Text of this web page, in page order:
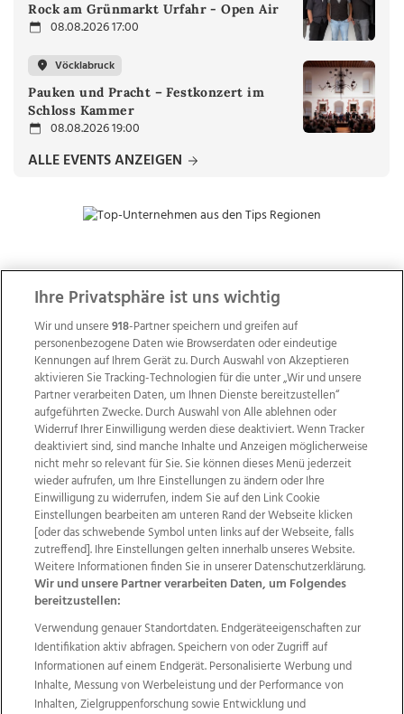
Rock am Grünmarkt Urfahr - Open Air
08.08.2026 17:00
Vöcklabruck
Pauken und Pracht – Festkonzert im
Schloss Kammer
08.08.2026 19:00
ALLE EVENTS ANZEIGEN
ZUR NACHRICHTENÜBERSICHT
Wir über uns Mediadaten Kontakt
Jobs
Datenschutz
Impressum
AGB Anzeigekunden
AGB Website
Ehrenkodex Politische Werbung
Weitere Angebote des Medienhauses Wimmer
TV1 di-mog-i.at OÖNow
Ischler Woche
Life Radio
OÖNachrichten
OÖN Immobilien
OÖN Karriere
OÖN Reise
Promenaden Galerien
Ihre Privatsphäre ist uns wichtig
Wir und unsere918-Partner speichern und greifen auf
personenbezogene Daten wie Browserdaten oder eindeutige
Kennungen auf Ihrem Gerät zu. Durch Auswahl von Akzeptieren
aktivieren Sie Tracking-Technologien für die unter „Wir und unsere
Partner verarbeiten Daten, um Ihnen Dienste bereitzustellen“
aufgeführten Zwecke. Durch Auswahl von Alle ablehnen oder
Widerruf Ihrer Einwilligung werden diese deaktiviert. Wenn Tracker
deaktiviert sind, sind manche Inhalte und Anzeigen möglicherweise
nicht mehr so relevant für Sie. Sie können dieses Menü jederzeit
wieder aufrufen, um Ihre Einstellungen zu ändern oder Ihre
Einwilligung zu widerrufen, indem Sie auf den Link Cookie
Einstellungen bearbeiten am unteren Rand der Webseite klicken
[oder das schwebende Symbol unten links auf der Webseite, falls
zutreffend]. Ihre Einstellungen gelten innerhalb unseres Website.
Weitere Informationen finden Sie in unserer Datenschutzerklärung.
Wir und unsere Partner verarbeiten Daten, um Folgendes
bereitzustellen:
Verwendung genauer Standortdaten. Endgeräteeigenschaften zur
Identifikation aktiv abfragen. Speichern von oder Zugriff auf
Informationen auf einem Endgerät. Personalisierte Werbung und
Inhalte, Messung von Werbeleistung und der Performance von
Inhalten, Zielgruppenforschung sowie Entwicklung und